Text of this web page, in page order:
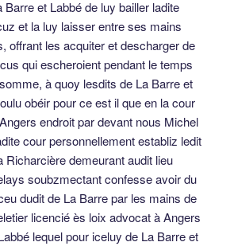
Barre et Labbé de luy bailler ladite
et la luy laisser entre ses mains
offrant les acquiter et descharger de
qui escheroient pendant le temps
à quoy lesdits de La Barre et
obéir pour ce est il que en la cour
endroit par devant nous Michel
cour personnellement establiz ledit
Richarcière demeurant audit lieu
soubzmectant confesse avoir du
dudit de La Barre par les mains de
licencié ès loix advocat à Angers
lequel pour iceluy de La Barre et